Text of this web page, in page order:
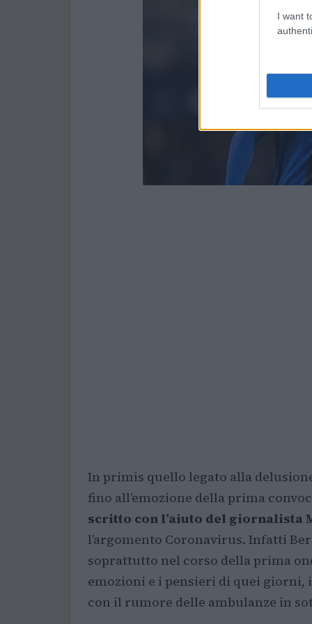
I want
In primis quello legato alla
fino all’emozione della prima
scritto con l’aiuto del giornalista
l’argomento Coronavirus. Infatti
soprattutto nel corso della prima
emozioni e i pensieri di quei giorni,
con il rumore delle ambulanze in